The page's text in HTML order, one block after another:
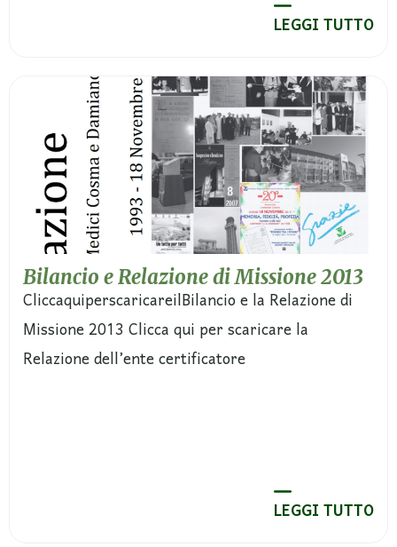
LEGGI TUTTO
Bilancio e Relazione di Missione 2013
CliccaquiperscaricareilBilancio e la Relazione di
Missione 2013 Clicca qui per scaricare la
Relazione dell’ente certificatore
LEGGI TUTTO